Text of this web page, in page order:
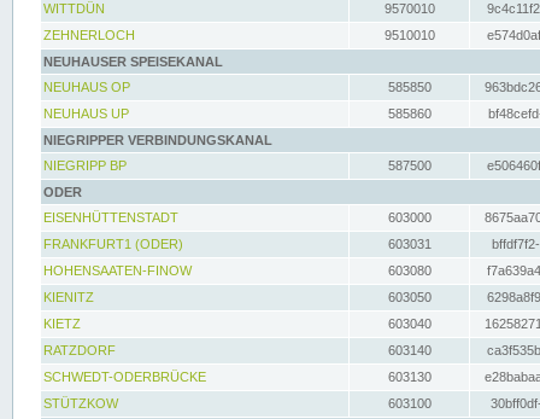
WITTDÜN
9570010
ZEHNERLOCH
9510010
NEUHAUSER SPEISEKANAL
NEUHAUS OP
585850
NEUHAUS UP
585860
NIEGRIPPER VERBINDUNGSKANAL
NIEGRIPP BP
587500
ODER
EISENHÜTTENSTADT
603000
FRANKFURT1 (ODER)
603031
HOHENSAATEN-FINOW
603080
KIENITZ
603050
KIETZ
603040
RATZDORF
603140
SCHWEDT-ODERBRÜCKE
603130
STÜTZKOW
603100